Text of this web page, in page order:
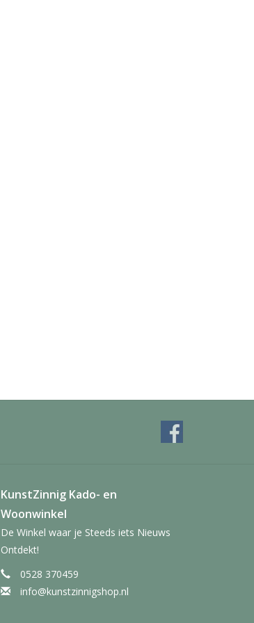
KunstZinnig Kado- en
Woonwinkel
De Winkel waar je Steeds iets Nieuws
Ontdekt!
0528 370459
info@kunstzinnigshop.nl